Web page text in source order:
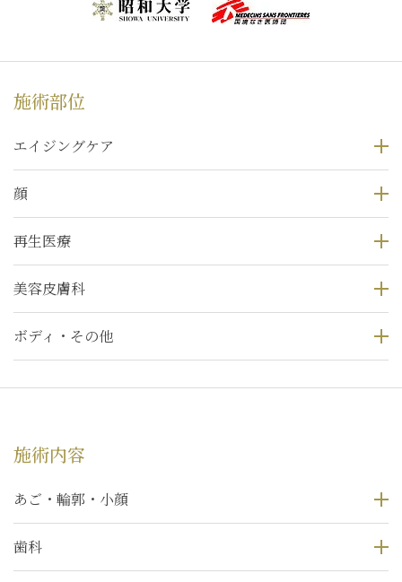
施術部位
エイジングケア
顔
再生医療
美容皮膚科
ボディ・その他
施術内容
あご・輪郭・小顔
歯科